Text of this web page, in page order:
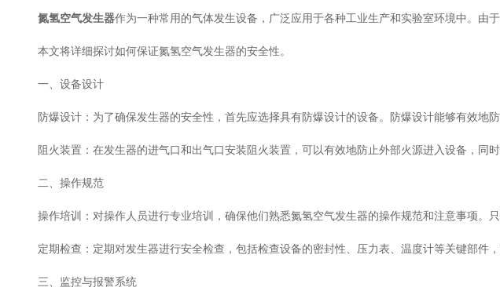
氮氢空气发生器作为一种常用的气体发生设备，广泛应用于各种工业生产和实验室环境中。由
本文将详细探讨如何保证氮氢空气发生器的安全性。
一、设备设计
防爆设计：为了确保发生器的安全性，首先应选择具有防爆设计的设备。防爆设计能够有效地
阻火装置：在发生器的进气口和出气口安装阻火装置，可以有效地防止外部火源进入设备，同时
二、操作规范
操作培训：对操作人员进行专业培训，确保他们熟悉氮氢空气发生器的操作规范和注意事项。只
定期检查：定期对发生器进行安全检查，包括检查设备的密封性、压力表、温度计等关键部件，
三、监控与报警系统